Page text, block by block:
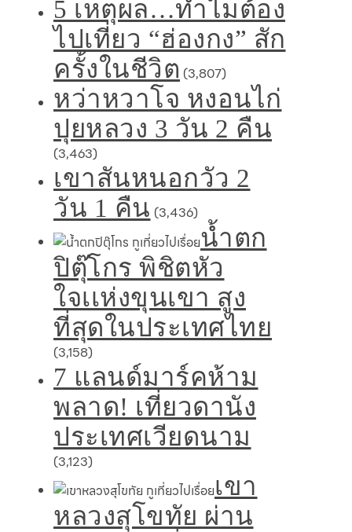
5 เหตุผล…ทำไมต้อง
ไปเที่ยว “ฮ่องกง” สัก
ครั้งในชีวิต (3,807)
หว่าหวาโจ หงอนไก่
ปุยหลวง 3 วัน 2 คืน
(3,463)
เขาสันหนอกวัว 2
วัน 1 คืน (3,436)
น้ำตก
ปิตุ๊โกร พิชิตหัว
ใจเเห่งขุนเขา สูง
ที่สุดในประเทศไทย
(3,158)
7 แลนด์มาร์คห้าม
พลาด! เที่ยวดานัง
ประเทศเวียดนาม
(3,123)
เขา
หลวงสุโขทัย ผ่าน